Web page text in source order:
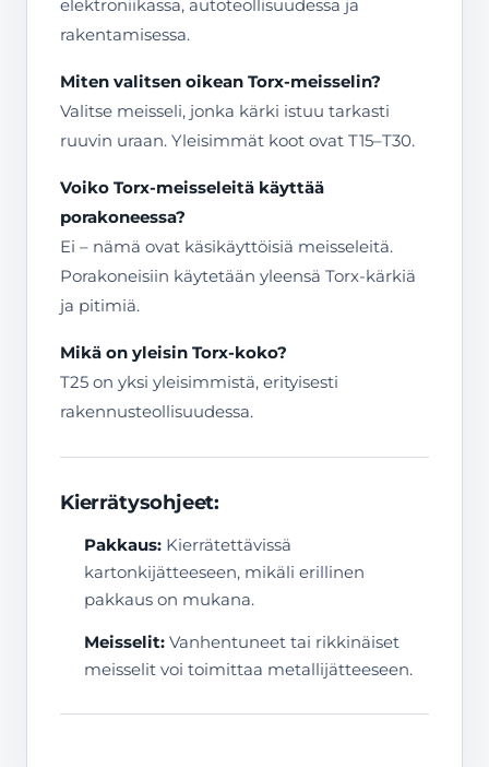
elektroniikassa, autoteollisuudessa ja
rakentamisessa.
Miten valitsen oikean Torx-meisselin?
Valitse meisseli, jonka kärki istuu tarkasti
ruuvin uraan. Yleisimmät koot ovat T15–T30.
Voiko Torx-meisseleitä käyttää
porakoneessa?
Ei – nämä ovat käsikäyttöisiä meisseleitä.
Porakoneisiin käytetään yleensä Torx-kärkiä
ja pitimiä.
Mikä on yleisin Torx-koko?
T25 on yksi yleisimmistä, erityisesti
rakennusteollisuudessa.
Kierrätysohjeet:
Pakkaus: Kierrätettävissä
kartonkijätteeseen, mikäli erillinen
pakkaus on mukana.
Meisselit: Vanhentuneet tai rikkinäiset
meisselit voi toimittaa metallijätteeseen.